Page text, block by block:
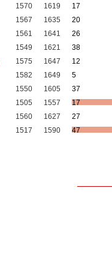
1570 1619
17
1567 1635
20
1561 1641
26
1549 1621
38
1575 1647
12
1582 1649
5
1550 1605
37
1505 1557
17
1560 1627
27
1517 1590 47